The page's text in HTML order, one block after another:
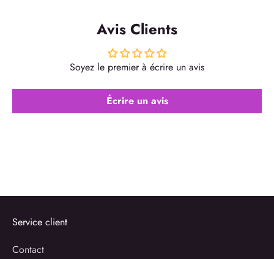
Avis Clients
Soyez le premier à écrire un avis
Écrire un avis
Service client
Contact